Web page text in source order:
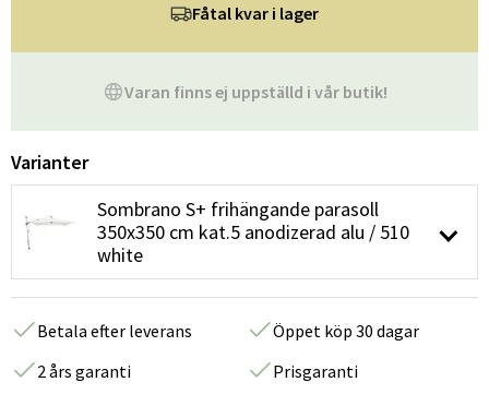
Varan finns ej uppställd i vår butik!
Fåtal kvar i lager
Varianter
Sombrano S+ frihängande parasoll
350x350 cm kat.5 anodizerad alu / 510
white
Betala efter leverans
Öppet köp 30 dagar
2 års garanti
Prisgaranti